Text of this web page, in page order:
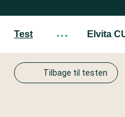
Test ··· Elvita
Tilbage til testen